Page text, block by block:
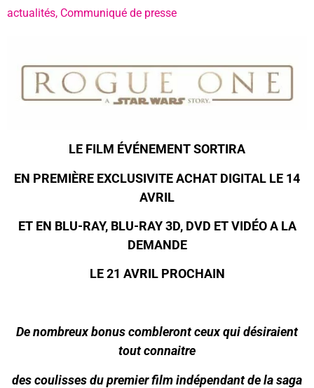
actualités, Communiqué de presse
LE FILM ÉVÉNEMENT SORTIRA
EN PREMIÈRE EXCLUSIVITE ACHAT DIGITAL LE 14
AVRIL
ET EN BLU-RAY, BLU-RAY 3D, DVD ET VIDÉO A LA
DEMANDE
LE 21 AVRIL PROCHAIN
De nombreux bonus combleront ceux qui désiraient
tout connaitre
des coulisses du premier film indépendant de la saga